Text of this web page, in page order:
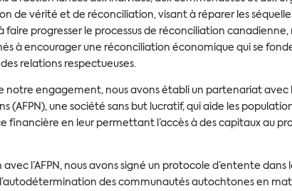
de vérité et de réconciliation, visant à réparer les
faire progresser le processus de réconciliation canadienne,
à encourager une réconciliation économique qui se
relations respectueuses.
notre engagement, nous avons établi un partenariat avec
(AFPN), une société sans but lucratif, qui aide les
financière en leur permettant l’accès à des capitaux au
l’AFPN, nous avons signé un protocole d’entente dans
des communautés autochtones en